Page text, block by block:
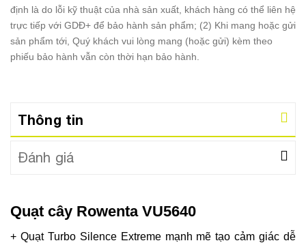
định là do lỗi kỹ thuật của nhà sản xuất, khách hàng có thể liên hệ
trực tiếp với GDĐ+ để bảo hành sản phẩm; (2) Khi mang hoặc gửi
sản phẩm tới, Quý khách vui lòng mang (hoặc gửi) kèm theo
phiếu bảo hành vẫn còn thời hạn bảo hành.
Thông tin
Đánh giá
Quạt cây Rowenta VU5640
+ Quạt Turbo Silence Extreme mạnh mẽ tạo cảm giác dễ